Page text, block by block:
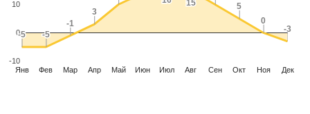
Янв Фев Мар Апр Май Июн Июл Авг Сен Окт Ноя Дек
-10
0
10
-5
-5 -5
-5
-1
-1
3
3
15
15
5
5
0
0
-3
-3